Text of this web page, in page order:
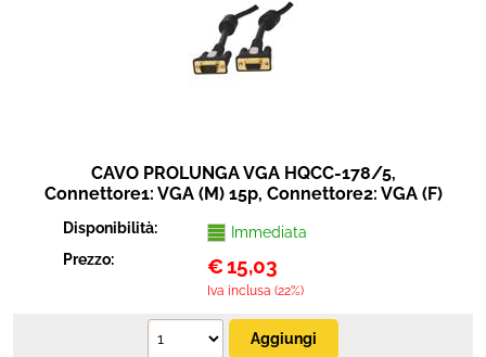
CAVO PROLUNGA VGA HQCC-178/5,
Connettore1: VGA (M) 15p, Connettore2: VGA (F)
Disponibilità:
Immediata
Prezzo:
€15,03
Iva inclusa (22%)